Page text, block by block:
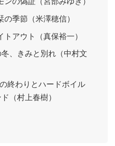
季節（米澤穂信）
アウト（真保裕一）
、きみと別れ（中村文
終わりとハードボイル
（村上春樹）